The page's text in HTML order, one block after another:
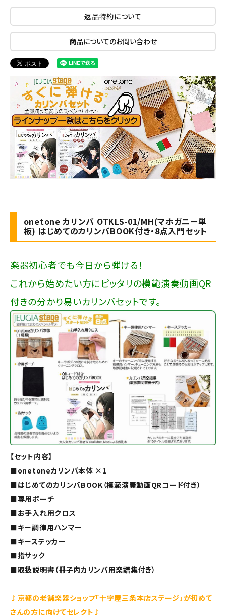
返品特約について
商品についてのお問い合わせ
onetone カリンバ OTKLS-01/MH(マホガニー単
板) はじめてのカリンバBOOK付き・8点入門セット
楽器初心者でも今日から弾ける！
これから始めたい方にピッタリの模範演奏動画QR
付きの分かり易いカリンバセットです。
【セット内容】
■onetoneカリンバ本体 ×1
■はじめてのカリンバBOOK（模範演奏動画QRコード付き）
■専用ポーチ
■お手入れ用クロス
■キー調律用ハンマー
■キーステッカー
■指サック
■取扱説明書（冊子内カリンバ用楽譜集付き）
♪京都の老舗楽器ショップ「十字屋三条本店ステージ」が初めて
さんの方に向けてセレクト♪